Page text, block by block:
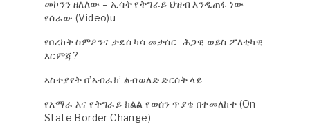
መኮንን ዘለለው – ኢሳት የትግራይ ህዝብ እንዲጠፋ ነው
የሰራው (Video)u
የበረከት ስምዖንና ታደሰ ካሳ መታሰር -ሕጋዊ ወይስ ፖለቲካዊ
እርምጃ?
ኣስተያየት በ’ኣብራክ’ ልብወለድ ድርሰት ላይ
የአማራ እና የትግራይ ክልል የወሰን ጥያቄ በተመለከተ (On
State Border Change)